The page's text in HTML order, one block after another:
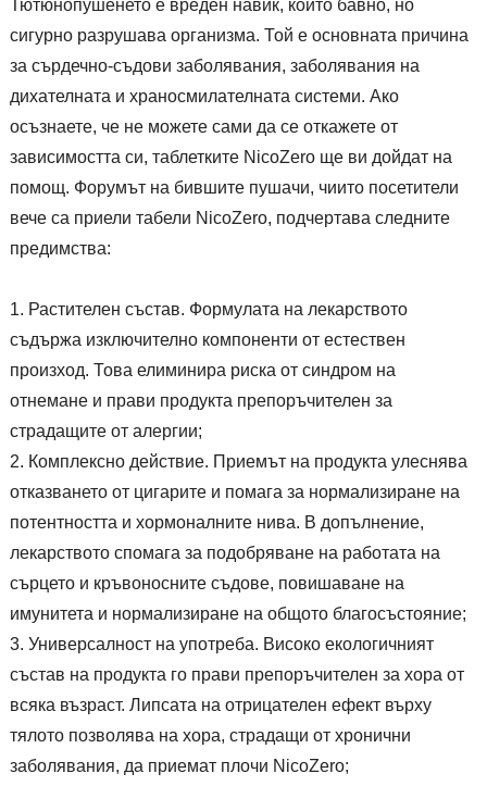
Тютюнопушенето е вреден навик, който бавно, но
сигурно разрушава организма. Той е основната причина
за сърдечно-съдови заболявания, заболявания на
дихателната и храносмилателната системи. Ако
осъзнаете, че не можете сами да се откажете от
зависимостта си, таблетките NicoZero ще ви дойдат на
помощ. Форумът на бившите пушачи, чиито посетители
вече са приели табели NicoZero, подчертава следните
предимства:
Растителен състав. Формулата на лекарството
съдържа изключително компоненти от естествен
произход. Това елиминира риска от синдром на
отнемане и прави продукта препоръчителен за
страдащите от алергии;
Комплексно действие. Приемът на продукта улеснява
отказването от цигарите и помага за нормализиране на
потентността и хормоналните нива. В допълнение,
лекарството спомага за подобряване на работата на
сърцето и кръвоносните съдове, повишаване на
имунитета и нормализиране на общото благосъстояние;
Универсалност на употреба. Високо екологичният
състав на продукта го прави препоръчителен за хора от
всяка възраст. Липсата на отрицателен ефект върху
тялото позволява на хора, страдащи от хронични
заболявания, да приемат плочи NicoZero;